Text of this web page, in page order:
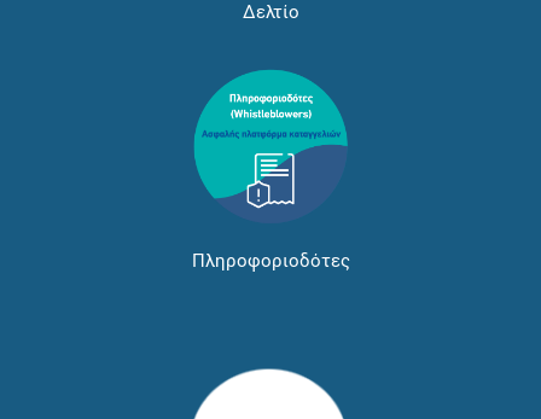
Δελτίο
Πληροφοριοδότες